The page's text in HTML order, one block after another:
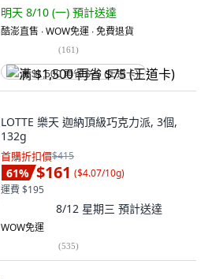
明天 8/10 (一) 預計送達
酷澎直售 ∙ WOW免運 ∙ 免費退貨
(161)
满 $1,500 再省 $75 (王道卡)
LOTTE 樂天 迦納頂級巧克力派, 3個,
132g
首購折扣價$415
61% $161 ($4.07/10g)
運費 $195
8/12 星期三 預計送達
WOW免運
(535)